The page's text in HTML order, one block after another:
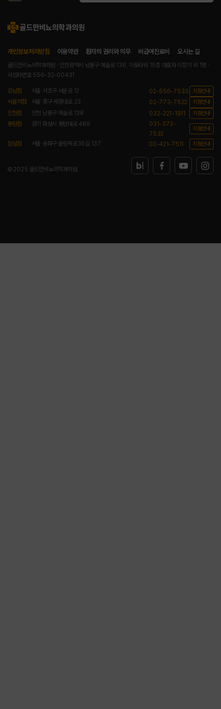
개인정보처리방침 이용약관 환자의 권리와 의무 비급여진료비 오시는 길
골드만비뇨의학과의원 · 인천광역시 남동구 예술로 138, 이토타워 15층 대표자 이창기 외 1명 ·
사업자번호 556-32-00431
강남점 서울 서초구 서운로 12 02-556-7533 지점안내
서울역점 서울 중구 세종대로 23 02-773-7522 지점안내
인천점 인천 남동구 예술로 138 032-221-1911 지점안내
동탄점 경기 화성시 동탄대로 489
031-373-
7532
지점안내
잠실점 서울 송파구 올림픽로35길 137 02-421-7511 지점안내
© 2025 골드만비뇨의학과의원.